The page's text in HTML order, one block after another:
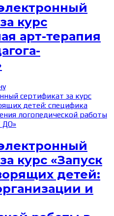
курс
арт-терапия
курс «Запуск
детей:
и